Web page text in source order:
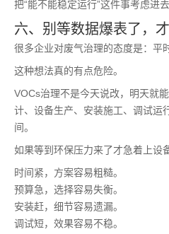
把“能不能稳定运行”这件事考虑进去
六、别等数据爆表了，
很多企业对废气治理的态度是：平
这种想法真的有点危险。
VOCs治理不是今天说改，明天就
计、设备生产、安装施工、调试运
间。
如果等到环保压力来了才急着上设
时间紧，方案容易粗糙。
预算急，选择容易失衡。
安装赶，细节容易遗漏。
调试短，效果容易不稳。